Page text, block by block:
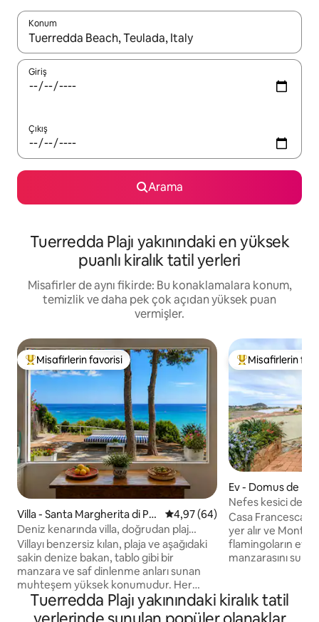
Konum
Sonuçlar kullanılabilir olduğunda yukarı ve aşağı oklarıyla
Giriş
Çıkış
Arama
Tuerredda Plajı yakınındaki en yüksek
puanlı kiralık tatil yerleri
Misafirler de aynı fikirde: Bu konaklamalara konum,
temizlik ve daha pek çok açıdan yüksek puan
vermişler.
Misafirlerin favorilerinden en beğenilenler arasında
Misafirlerin favorisi
Villa - Santa Margherita di Pul
a
5 üzerinden ortalama 4,97
4,97 (64)
Deniz kenarında villa, doğrudan plaj
erişimi.
Villayı benzersiz kılan, plaja ve aşağıdaki
sakin denize bakan, tablo gibi bir
manzara ve saf dinlenme anları sunan
muhteşem yüksek konumudur. Her
odada klima, ses yalıtımlı cam ve sineklik
bulunmakta olup her mevsimde
Misafirlerin
Misafirlerin
Ev - Domus de
Nefes kesici
cenneti
Casa Francesca,
yer alır ve Monte
flamingoların evi
manzarasını
tadını çıkarın.
dakika içinde
Tuerredda Plajı yakınındaki kiralık tatil